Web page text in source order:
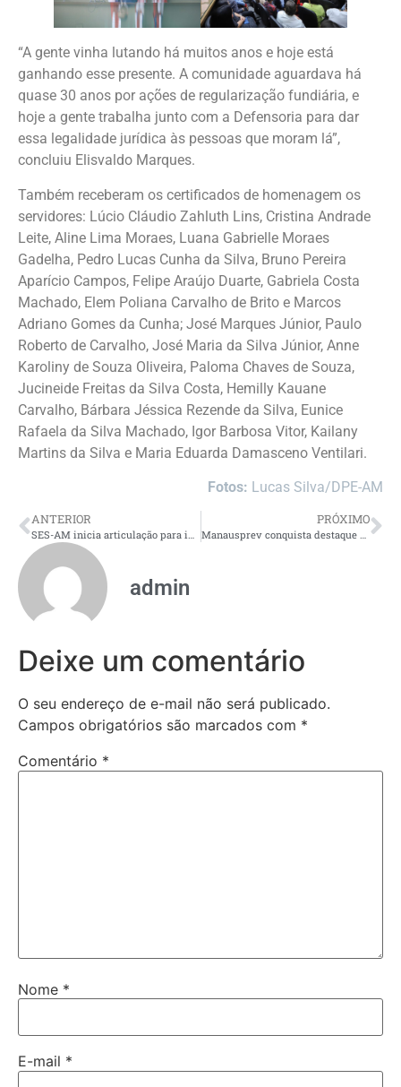
“A gente vinha lutando há muitos anos e hoje está
ganhando esse presente. A comunidade aguardava há
quase 30 anos por ações de regularização fundiária, e
hoje a gente trabalha junto com a Defensoria para dar
essa legalidade jurídica às pessoas que moram lá”,
concluiu Elisvaldo Marques.
Também receberam os certificados de homenagem os
servidores: Lúcio Cláudio Zahluth Lins, Cristina Andrade
Leite, Aline Lima Moraes, Luana Gabrielle Moraes
Gadelha, Pedro Lucas Cunha da Silva, Bruno Pereira
Aparício Campos, Felipe Araújo Duarte, Gabriela Costa
Machado, Elem Poliana Carvalho de Brito e Marcos
Adriano Gomes da Cunha; José Marques Júnior, Paulo
Roberto de Carvalho, José Maria da Silva Júnior, Anne
Karoliny de Souza Oliveira, Paloma Chaves de Souza,
Jucineide Freitas da Silva Costa, Hemilly Kauane
Carvalho, Bárbara Jéssica Rezende da Silva, Eunice
Rafaela da Silva Machado, Igor Barbosa Vitor, Kailany
Martins da Silva e Maria Eduarda Damasceno Ventilari.
Fotos: Lucas Silva/DPE-AM
ANTERIOR
SES-AM inicia articulação para implantação de mestrado voltado à inovação e gestão do SUS no Amazonas
PRÓXIMO
Manausprev conquista destaque nacional e reafirma excelência na gestão previdenciária pública
admin
Deixe um comentário
O seu endereço de e-mail não será publicado.
Campos obrigatórios são marcados com *
Comentário *
Nome *
E-mail *